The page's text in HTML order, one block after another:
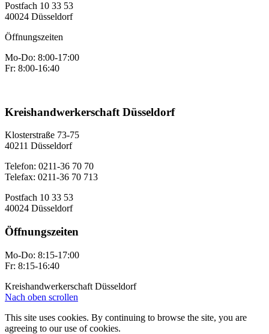
Postfach 10 33 53
40024 Düsseldorf
Öffnungszeiten
Mo-Do: 8:00-17:00
Fr: 8:00-16:40
Kreishandwerkerschaft Düsseldorf
Klosterstraße 73-75
40211 Düsseldorf
Telefon: 0211-36 70 70
Telefax: 0211-36 70 713
Postfach 10 33 53
40024 Düsseldorf
Öffnungszeiten
Mo-Do: 8:15-17:00
Fr: 8:15-16:40
Kreishandwerkerschaft Düsseldorf
Nach oben scrollen
This site uses cookies. By continuing to browse the site, you are
agreeing to our use of cookies.